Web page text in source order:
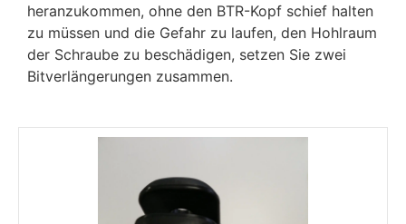
heranzukommen, ohne den BTR-Kopf schief halten
zu müssen und die Gefahr zu laufen, den Hohlraum
der Schraube zu beschädigen, setzen Sie zwei
Bitverlängerungen zusammen.